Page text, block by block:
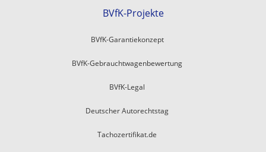
BVfK-Projekte
BVfK-Garantiekonzept
BVfK-Gebrauchtwagenbewertung
BVfK-Legal
Deutscher Autorechtstag
Tachozertifikat.de